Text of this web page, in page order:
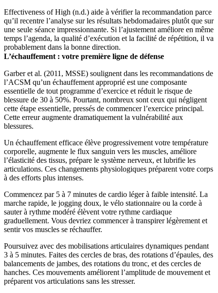
Effectiveness of High (n.d.) aide à vérifier la recommandation parce
qu’il recentre l’analyse sur les résultats hebdomadaires plutôt que sur
une seule séance impressionnante. Si l’ajustement améliore en même
temps l’agenda, la qualité d’exécution et la facilité de répétition, il va
probablement dans la bonne direction.
L’échauffement : votre première ligne de défense
Garber et al. (2011, MSSE) soulignent dans les recommandations de
l’ACSM qu’un échauffement approprié est une composante
essentielle de tout programme d’exercice et réduit le risque de
blessure de 30 à 50%. Pourtant, nombreux sont ceux qui négligent
cette étape essentielle, pressés de commencer l’exercice principal.
Cette erreur augmente dramatiquement la vulnérabilité aux
blessures.
Un échauffement efficace élève progressivement votre température
corporelle, augmente le flux sanguin vers les muscles, améliore
l’élasticité des tissus, prépare le système nerveux, et lubrifie les
articulations. Ces changements physiologiques préparent votre corps
à des efforts plus intenses.
Commencez par 5 à 7 minutes de cardio léger à faible intensité. La
marche rapide, le jogging doux, le vélo stationnaire ou la corde à
sauter à rythme modéré élèvent votre rythme cardiaque
graduellement. Vous devriez commencer à transpirer légèrement et
sentir vos muscles se réchauffer.
Poursuivez avec des mobilisations articulaires dynamiques pendant
3 à 5 minutes. Faites des cercles de bras, des rotations d’épaules, des
balancements de jambes, des rotations du tronc, et des cercles de
hanches. Ces mouvements améliorent l’amplitude de mouvement et
préparent vos articulations sans les stresser.